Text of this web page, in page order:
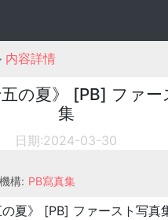
内容詳情
の夏》 [PB] ファー
集
日期:2024-03-30
機構: PB寫真集